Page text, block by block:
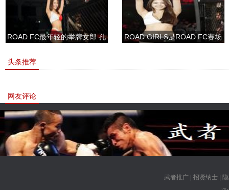
ROAD FC最年轻的举牌女郎 孔
ROAD GIRLS是ROAD FC赛场
头条推荐
网友评论
武者推广| 招贤纳士|